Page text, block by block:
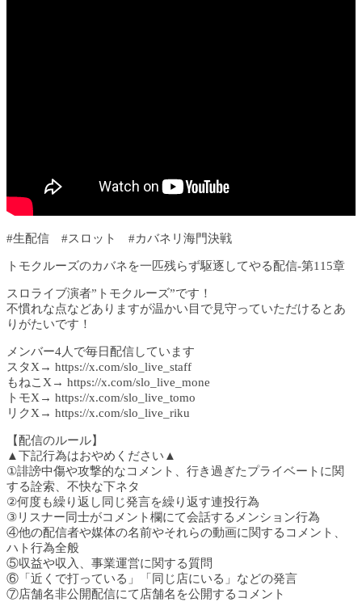
#生配信 #スロット #カバネリ海門決戦
トモクルーズのカバネを一匹残らず駆逐してやる配信-第115章
スロライブ演者”トモクルーズ”です！
不慣れな点などありますが温かい目で見守っていただけるとあ
りがたいです！
メンバー4人で毎日配信しています
スタX→ https://x.com/slo_live_staff
もねこX→ https://x.com/slo_live_mone
トモX→ https://x.com/slo_live_tomo
リクX→ https://x.com/slo_live_riku
【配信のルール】
▲下記行為はおやめください▲
①誹謗中傷や攻撃的なコメント、行き過ぎたプライベートに関
する詮索、不快な下ネタ
②何度も繰り返し同じ発言を繰り返す連投行為
③リスナー同士がコメント欄にて会話するメンション行為
④他の配信者や媒体の名前やそれらの動画に関するコメント、
ハト行為全般
⑤収益や収入、事業運営に関する質問
⑥「近くで打っている」「同じ店にいる」などの発言
⑦店舗名非公開配信にて店舗名を公開するコメント